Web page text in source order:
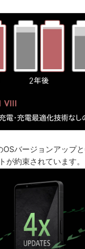
OSバージョンアップ
が約束されています。